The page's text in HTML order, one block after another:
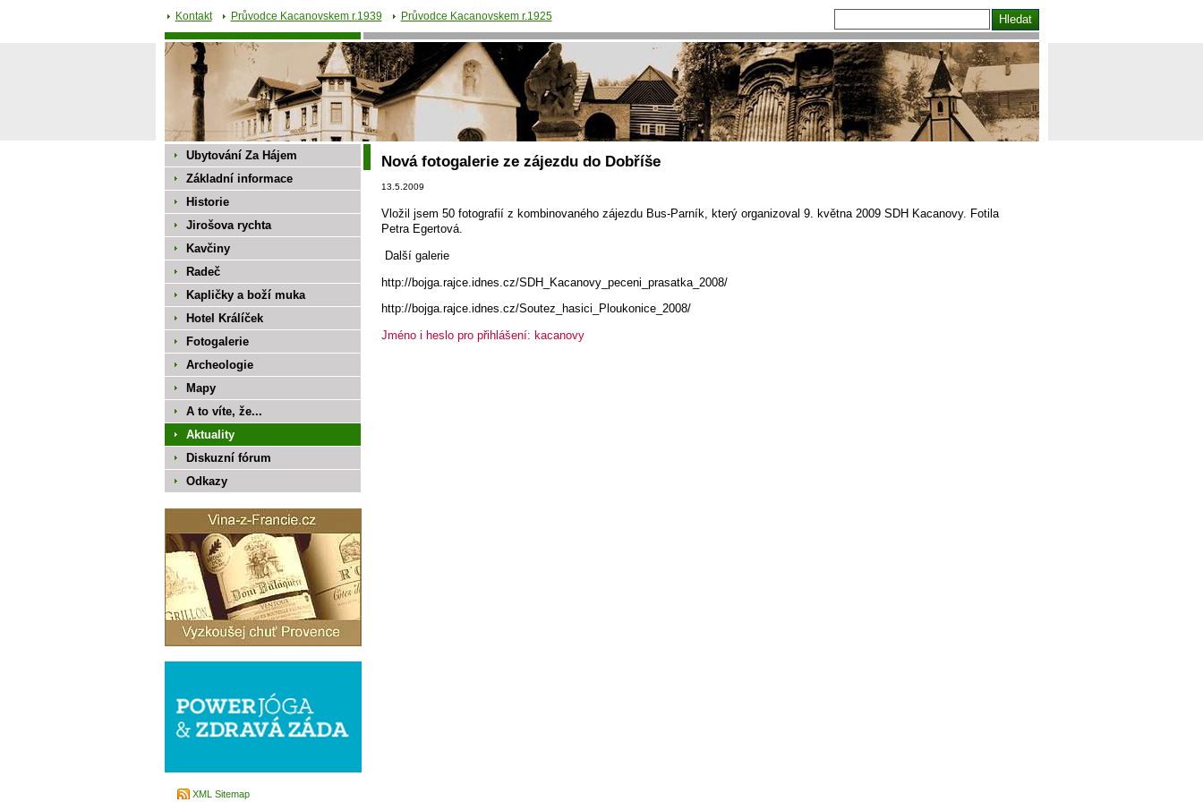
Kontakt Průvodce Kacanovskem r.1939 Průvodce Kacanovskem r.1925
Nová fotogalerie ze zájezdu do Dobříše
13.5.2009
Vložil jsem 50 fotografií z kombinovaného zájezdu Bus-Parník, který organizoval 9. května 2009 SDH Kacanovy. Fotila
Petra Egertová.
Další galerie
http://bojga.rajce.idnes.cz/SDH_Kacanovy_peceni_prasatka_2008/
http://bojga.rajce.idnes.cz/Soutez_hasici_Ploukonice_2008/
Jméno i heslo pro přihlášení: kacanovy
Ubytování Za Hájem
Základní informace
Historie
Jirošova rychta
Kavčiny
Radeč
Kapličky a boží muka
Hotel Králíček
Fotogalerie
Archeologie
Mapy
A to víte, že...
Aktuality
Diskuzní fórum
Odkazy
XML Sitemap